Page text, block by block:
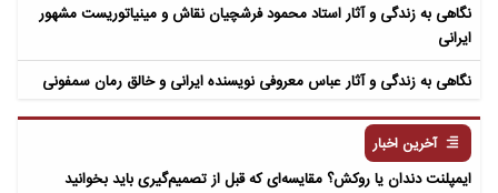
نگاهی به زندگی و آثار استاد محمود فرشچیان نقاش و مینیاتوریست مشهور
ایرانی
نگاهی به زندگی و آثار عباس معروفی نویسنده ایرانی و خالق رمان سمفونی
آخرین اخبار
ایمپلنت دندان یا روکش؟ مقایسه‌ای که قبل از تصمیم‌گیری باید بخوانید